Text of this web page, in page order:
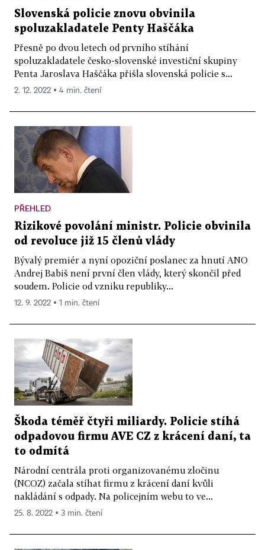
Slovenská policie znovu obvinila
spoluzakladatele Penty Haščáka
Přesně po dvou letech od prvního stíhání
spoluzakladatele česko-slovenské investiční skupiny
Penta Jaroslava Haščáka přišla slovenská policie s...
2. 12. 2022 ▪ 4 min. čtení
PŘEHLED
Rizikové povolání ministr. Policie obvinila
od revoluce již 15 členů vlády
Bývalý premiér a nyní opoziční poslanec za hnutí ANO
Andrej Babiš není první člen vlády, který skončil před
soudem. Policie od vzniku republiky...
12. 9. 2022 ▪ 1 min. čtení
Škoda téměř čtyři miliardy. Policie stíhá
odpadovou firmu AVE CZ z krácení daní, ta
to odmítá
Národní centrála proti organizovanému zločinu
(NCOZ) začala stíhat firmu z krácení daní kvůli
nakládání s odpady. Na policejním webu to ve...
25. 8. 2022 ▪ 3 min. čtení